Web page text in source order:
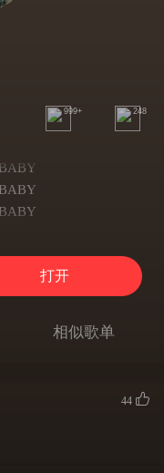
999+ 248
演
打开
相似歌单
44